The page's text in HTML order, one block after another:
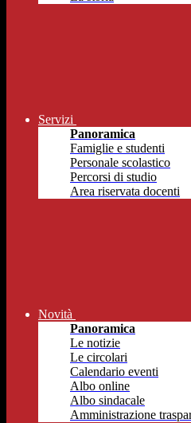
Servizi
Panoramica
Famiglie e studenti
Personale scolastico
Percorsi di studio
Area riservata docenti
Novità
Panoramica
Le notizie
Le circolari
Calendario eventi
Albo online
Albo sindacale
Amministrazione